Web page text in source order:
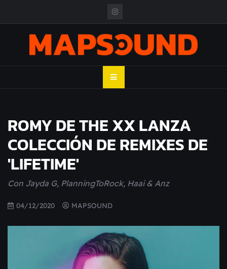
MAPSOUND
ROMY DE THE XX LANZA
COLECCIÓN DE REMIXES DE
'LIFETIME'
Con Jayda G, PlanningToRock, Haai & Anz
04/12/2020 MAPSOUND